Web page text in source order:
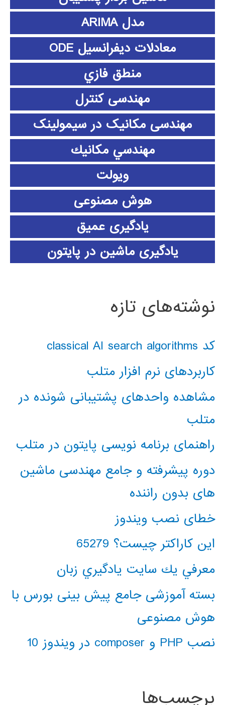
مدل ARIMA
معادلات دیفرانسیل ODE
منطق فازي
مهندسی کنترل
مهندسی مکانیک در سیمولینک
مهندسي مكانيك
ویولت
هوش مصنوعی
یادگیری عمیق
یادگیری ماشین در پایتون
نوشته‌های تازه
کد classical AI search algorithms
کاربردهای نرم افزار متلب
مشاهده واحدهای پشتیبانی شونده در
متلب
راهنمای برنامه نویسی پایتون در متلب
دوره پیشرفته و جامع مهندسی ماشین
های بدون راننده
خطای نصب ویندوز
این کاراکتر چیست؟ 65279
معرفي يك سايت يادگيري زبان
بسته آموزشی جامع پیش بینی بورس با
هوش مصنوعی
نصب PHP و composer در ویندوز 10
برچسب‌ها